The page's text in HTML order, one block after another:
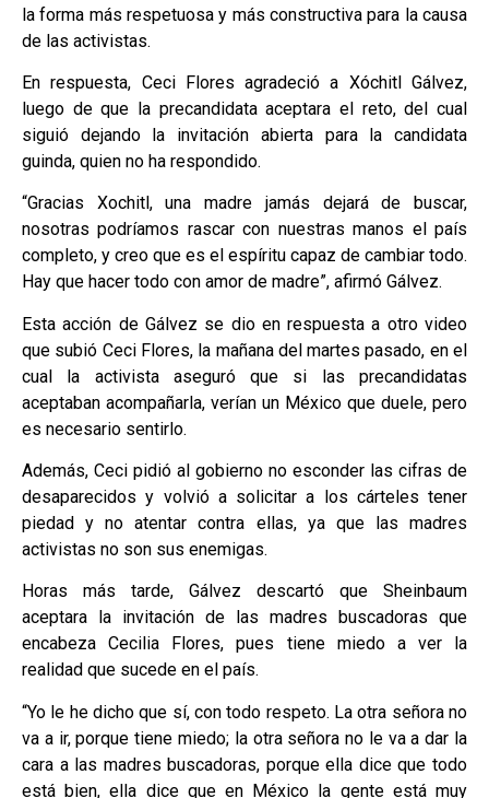
la forma más respetuosa y más constructiva para la causa
de las activistas.
En respuesta, Ceci Flores agradeció a Xóchitl Gálvez,
luego de que la precandidata aceptara el reto, del cual
siguió dejando la invitación abierta para la candidata
guinda, quien no ha respondido.
“Gracias Xochitl, una madre jamás dejará de buscar,
nosotras podríamos rascar con nuestras manos el país
completo, y creo que es el espíritu capaz de cambiar todo.
Hay que hacer todo con amor de madre”, afirmó Gálvez.
Esta acción de Gálvez se dio en respuesta a otro video
que subió Ceci Flores, la mañana del martes pasado, en el
cual la activista aseguró que si las precandidatas
aceptaban acompañarla, verían un México que duele, pero
es necesario sentirlo.
Además, Ceci pidió al gobierno no esconder las cifras de
desaparecidos y volvió a solicitar a los cárteles tener
piedad y no atentar contra ellas, ya que las madres
activistas no son sus enemigas.
Horas más tarde, Gálvez descartó que Sheinbaum
aceptara la invitación de las madres buscadoras que
encabeza Cecilia Flores, pues tiene miedo a ver la
realidad que sucede en el país.
“Yo le he dicho que sí, con todo respeto. La otra señora no
va a ir, porque tiene miedo; la otra señora no le va a dar la
cara a las madres buscadoras, porque ella dice que todo
está bien, ella dice que en México la gente está muy